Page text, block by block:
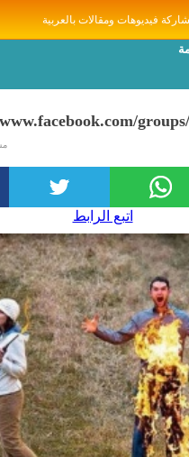
فيديوهات ومقالات بالعربية
groups/
اتبع الرابط